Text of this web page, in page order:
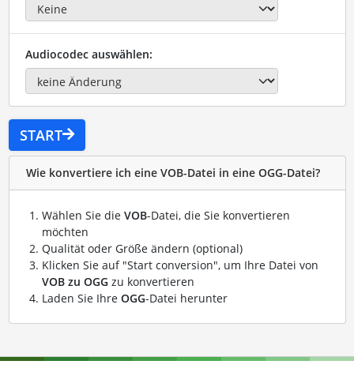
Audiocodec auswählen:
START
Wie konvertiere ich eine VOB-Datei in eine OGG-Datei?
Wählen Sie die VOB-Datei, die Sie konvertieren
möchten
Qualität oder Größe ändern (optional)
Klicken Sie auf "Start conversion", um Ihre Datei von
VOB zu OGG zu konvertieren
Laden Sie Ihre OGG-Datei herunter